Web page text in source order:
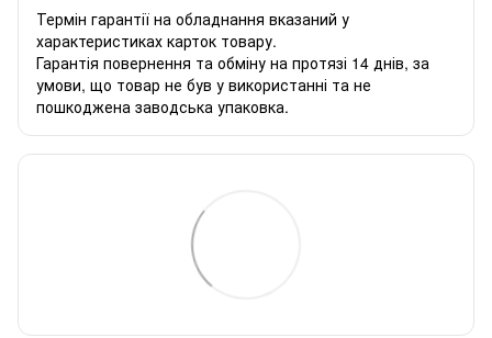
Термін гарантії на обладнання вказаний у
характеристиках карток товару.
Гарантія повернення та обміну на протязі 14 днів, за
умови, що товар не був у використанні та не
пошкоджена заводська упаковка.